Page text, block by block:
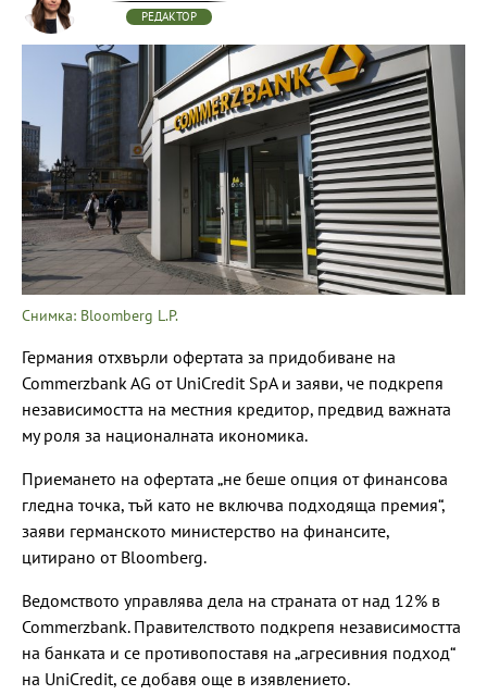
РЕДАКТОР
Снимка: Bloomberg L.P.
Германия отхвърли офертата за придобиване на
Commerzbank AG от UniCredit SpA и заяви, че подкрепя
независимостта на местния кредитор, предвид важната
му роля за националната икономика.
Приемането на офертата „не беше опция от финансова
гледна точка, тъй като не включва подходяща премия“,
заяви германското министерство на финансите,
цитирано от Bloomberg.
Ведомството управлява дела на страната от над 12% в
Commerzbank. Правителството подкрепя независимостта
на банката и се противопоставя на „агресивния подход“
на UniCredit, се добавя още в изявлението.